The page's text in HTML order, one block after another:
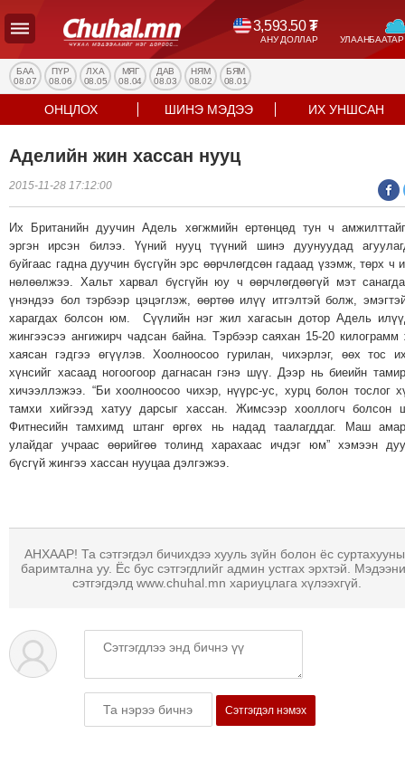
3,593.50₮
АНУ ДОЛЛАР
УЛС
ТӨР
НИЙГЭМ
ЭРҮҮЛ
МЭНД
СПОРТ
БОЛОВСРОЛ
ENTERTAINMENT
ДЭЛХИЙН
МЭДЭЭ
МЭДЭЭ
НИЙСЛЭЛ
МЭДЭХҮЙ
ТЕХНОЛОГИ
ЭРДЭНЭТ
ХАВРЫН
ТОЙРОНД
"ОУВС"-
ИЙН
БАА
08.07
ПҮР
08.06
ЛХА
08.05
МЯГ
08.04
ДАВ
08.03
НЯМ
08.02
БЯМ
08.01
ОНЦЛОХ ШИНЭ МЭДЭЭ ИХ УНШСАН
Аделийн жин хассан нууц
2015-11-28 17:12:00
Их Британийн дуучин Адель хөгжмийн ертөнцөд тун ч
эргэн ирсэн билээ. Үүний нууц түүний шинэ дуунуудад
буйгаас гадна дуучин бүсгүйн эрс өөрчлөгдсөн гадаад үзэмж, төрх ч
нөлөөлжээ. Хальт харвал бүсгүйн юу ч өөрчлөгдөөгүй мэт
үнэндээ бол тэрбээр цэцэглэж, өөртөө илүү итгэлтэй болж,
харагдах болсон юм. Сүүлийн нэг жил хагасын дотор Адель
жингээсээ ангижирч чадсан байна. Тэрбээр саяхан 15-20 килограмм
хаясан гэдгээ өгүүлэв. Хоолноосоо гурилан, чихэрлэг, өөх тос
хүнсийг хасаад ногоогоор дагнасан гэнэ шүү. Дээр нь биеийн
хичээллэжээ. “Би хоолноосоо чихэр, нүүрс-ус, хурц болон тослог
тамхи хийгээд хатуу дарсыг хассан. Жимсээр хооллогч болсон
Фитнесийн тамхимд штанг өргөх нь надад таалагддаг. Маш
улайдаг учраас өөрийгөө толинд харахаас ичдэг юм” хэмээн
бүсгүй жингээ хассан нууцаа дэлгэжээ.
АНХААР! Та сэтгэгдэл бичихдээ хууль зүйн болон ёс
баримтална уу. Ёс бус сэтгэгдлийг админ устгах эрхтэй.
сэтгэгдэлд www.chuhal.mn хариуцлага хүлээхгүй.
Сэтгэгдэл нэмэх